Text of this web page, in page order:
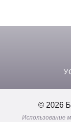
© 2026
Использование